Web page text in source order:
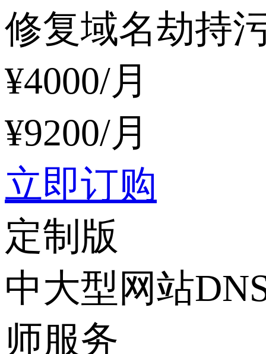
修复域名劫持
¥4000/月
¥9200/月
立即订购
定制版
中大型网站
师服务